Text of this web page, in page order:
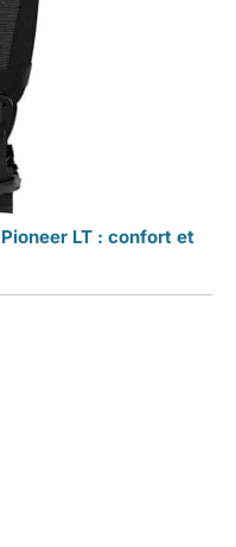
LT : confort et